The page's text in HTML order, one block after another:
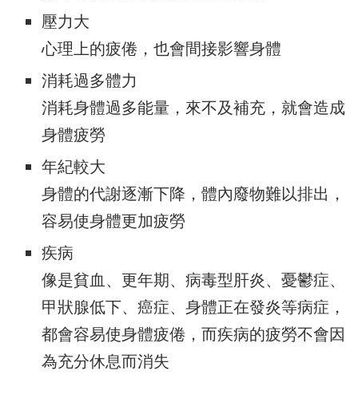
壓力大
心理上的疲倦，也會間接影響身體
消耗過多體力
消耗身體過多能量，來不及補充，就會造成
身體疲勞
年紀較大
身體的代謝逐漸下降，體內廢物難以排出，
容易使身體更加疲勞
疾病
像是貧血、更年期、病毒型肝炎、憂鬱症、
甲狀腺低下、癌症、身體正在發炎等病症，
都會容易使身體疲倦，而疾病的疲勞不會因
為充分休息而消失